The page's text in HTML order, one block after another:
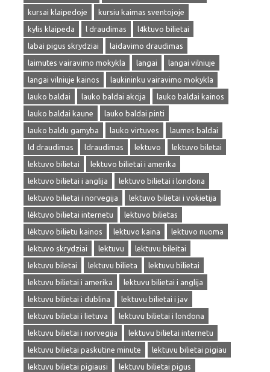
kursai klaipedoje
kursiu kaimas sventojoje
kylis klaipeda
l draudimas
l4ktuvo bilietai
labai pigus skrydziai
laidavimo draudimas
laimutes vairavimo mokykla
langai
langai vilniuje
langai vilniuje kainos
laukininku vairavimo mokykla
lauko baldai
lauko baldai akcija
lauko baldai kainos
lauko baldai kaune
lauko baldai pinti
lauko baldu gamyba
lauko virtuves
laumes baldai
ld draudimas
ldraudimas lektuvo
lektuvo biletai
lektuvo bilietai
lektuvo bilietai i amerika
lektuvo bilietai i anglija
lektuvo bilietai i londona
lektuvo bilietai i norvegija
lektuvo bilietai i vokietija
lėktuvo bilietai internetu
lektuvo bilietas
lėktuvo bilietu kainos
lektuvo kaina
lektuvo nuoma
lektuvo skrydziai
lektuvu
lektuvu bileitai
lektuvu biletai
lektuvu bilieta
lektuvu bilietai
lektuvu bilietai i amerika
lektuvu bilietai i anglija
lektuvu bilietai i dublina
lektuvu bilietai i jav
lektuvu bilietai i lietuva
lektuvu bilietai i londona
lektuvu bilietai i norvegija
lektuvu bilietai internetu
lektuvu bilietai paskutine minute
lektuvu bilietai pigiau
lektuvu bilietai pigiausi
lektuvu bilietai pigus